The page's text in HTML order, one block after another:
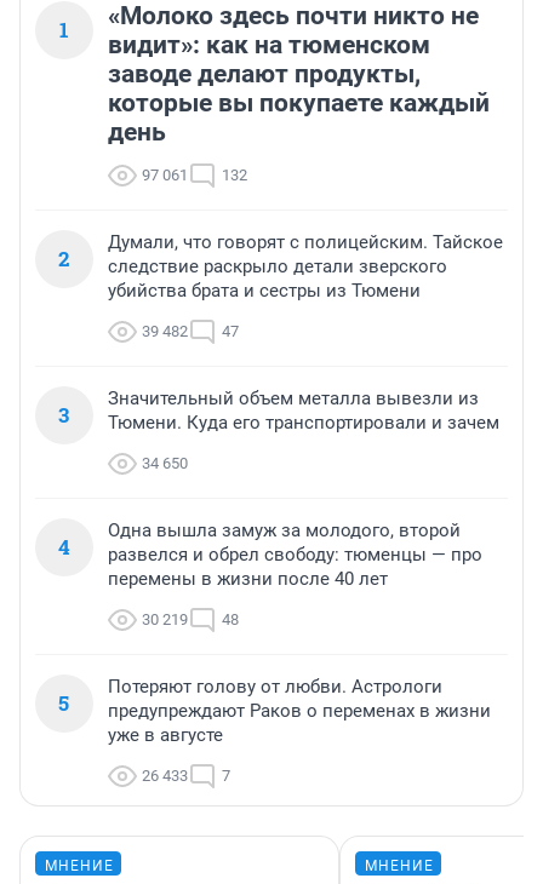
1
«Молоко здесь почти никто не
видит»: как на тюменском
заводе делают продукты,
которые вы покупаете каждый
день
97 061 132
2
Думали, что говорят с полицейским. Тайское
следствие раскрыло детали зверского
убийства брата и сестры из Тюмени
39 482 47
3
Значительный объем металла вывезли из
Тюмени. Куда его транспортировали и зачем
34 650
4
Одна вышла замуж за молодого, второй
развелся и обрел свободу: тюменцы — про
перемены в жизни после 40 лет
30 219 48
5
Потеряют голову от любви. Астрологи
предупреждают Раков о переменах в жизни
уже в августе
26 433 7
МНЕНИЕ МНЕНИЕ